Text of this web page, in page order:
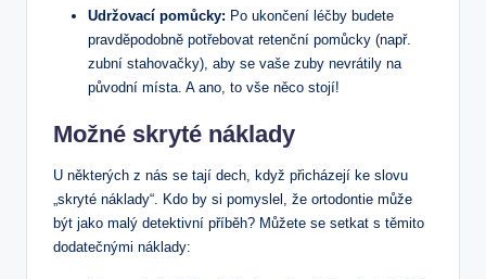
Udržovací pomůcky: Po ukončení léčby budete
pravděpodobně potřebovat retenční pomůcky (např.
zubní stahovačky), aby se vaše zuby nevrátily na
původní místa. A ano, to vše něco stojí!
Možné skryté náklady
U některých z nás se tají dech, když přicházejí ke slovu
„skryté náklady“. Kdo by si pomyslel, že ortodontie může
být jako malý detektivní příběh? Můžete se setkat s těmito
dodatečnými náklady: